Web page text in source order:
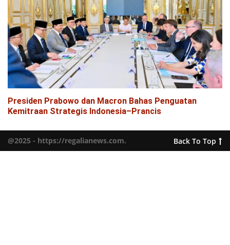
Presiden Prabowo dan Macron Bahas Penguatan
Kemitraan Strategis Indonesia–Prancis
@2025 - https://regalianews.com. Back To Top